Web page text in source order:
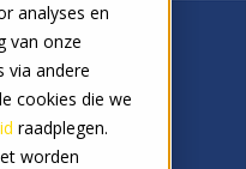
analyses en
van onze
via andere
cookies die we
raadplegen.
worden